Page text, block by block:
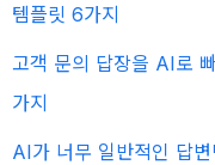
템플릿 6가지
고객 문의 답장을 AI로
가지
AI가 너무 일반적인 답